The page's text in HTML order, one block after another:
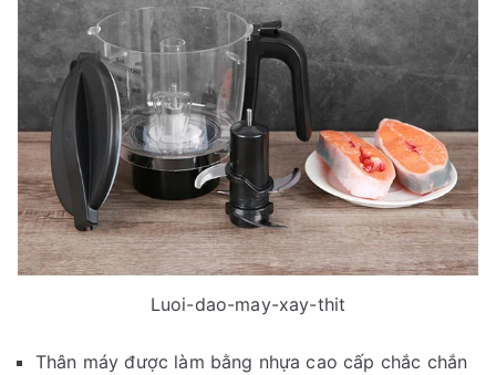
Luoi-dao-may-xay-thit
Thân máy được làm bằng nhựa cao cấp chắc chắn